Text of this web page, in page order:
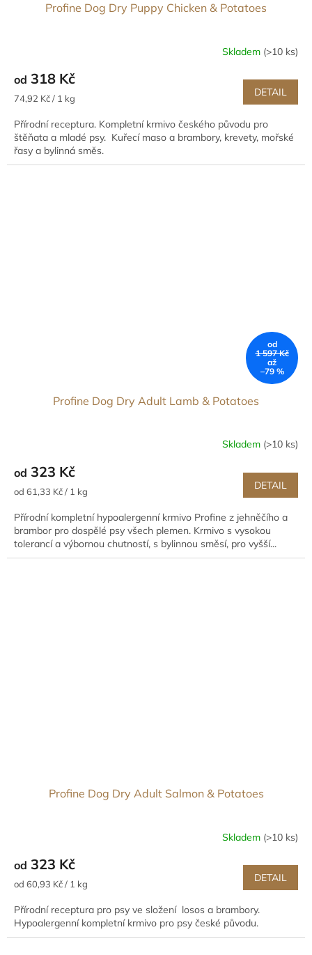
Profine Dog Dry Puppy Chicken & Potatoes
Skladem (>10 ks)
od 318 Kč
Měrná
74,92 Kč / 1 kg DETAIL
Přírodní receptura. Kompletní krmivo českého původu pro
štěňata a mladé psy. Kuřecí maso a brambory, krevety, mořské
řasy a bylinná směs.
od
1 597 Kč
až
–79 %
Profine Dog Dry Adult Lamb & Potatoes
Skladem (>10 ks)
od 323 Kč
Měrná
od 61,33 Kč / 1 kg DETAIL
Přírodní kompletní hypoalergenní krmivo Profine z jehněčího a
brambor pro dospělé psy všech plemen. Krmivo s vysokou
tolerancí a výbornou chutností, s bylinnou směsí, pro vyšší...
Profine Dog Dry Adult Salmon & Potatoes
Skladem (>10 ks)
od 323 Kč
Měrná
od 60,93 Kč / 1 kg DETAIL
Přírodní receptura pro psy ve složení losos a brambory.
Hypoalergenní kompletní krmivo pro psy české původu.